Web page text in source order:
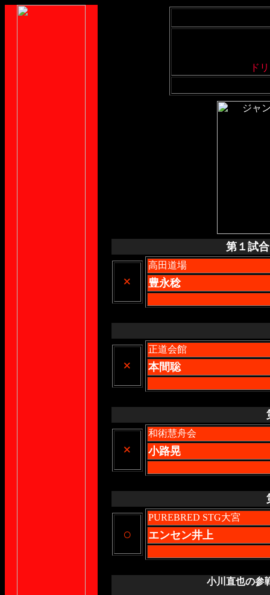
ド
第１試合
×
高田道場
豊永稔
×
正道会館
本間聡
×
和術慧舟会
小路晃
○
PUREBRED STG大宮
エンセン井上
小川直也の参